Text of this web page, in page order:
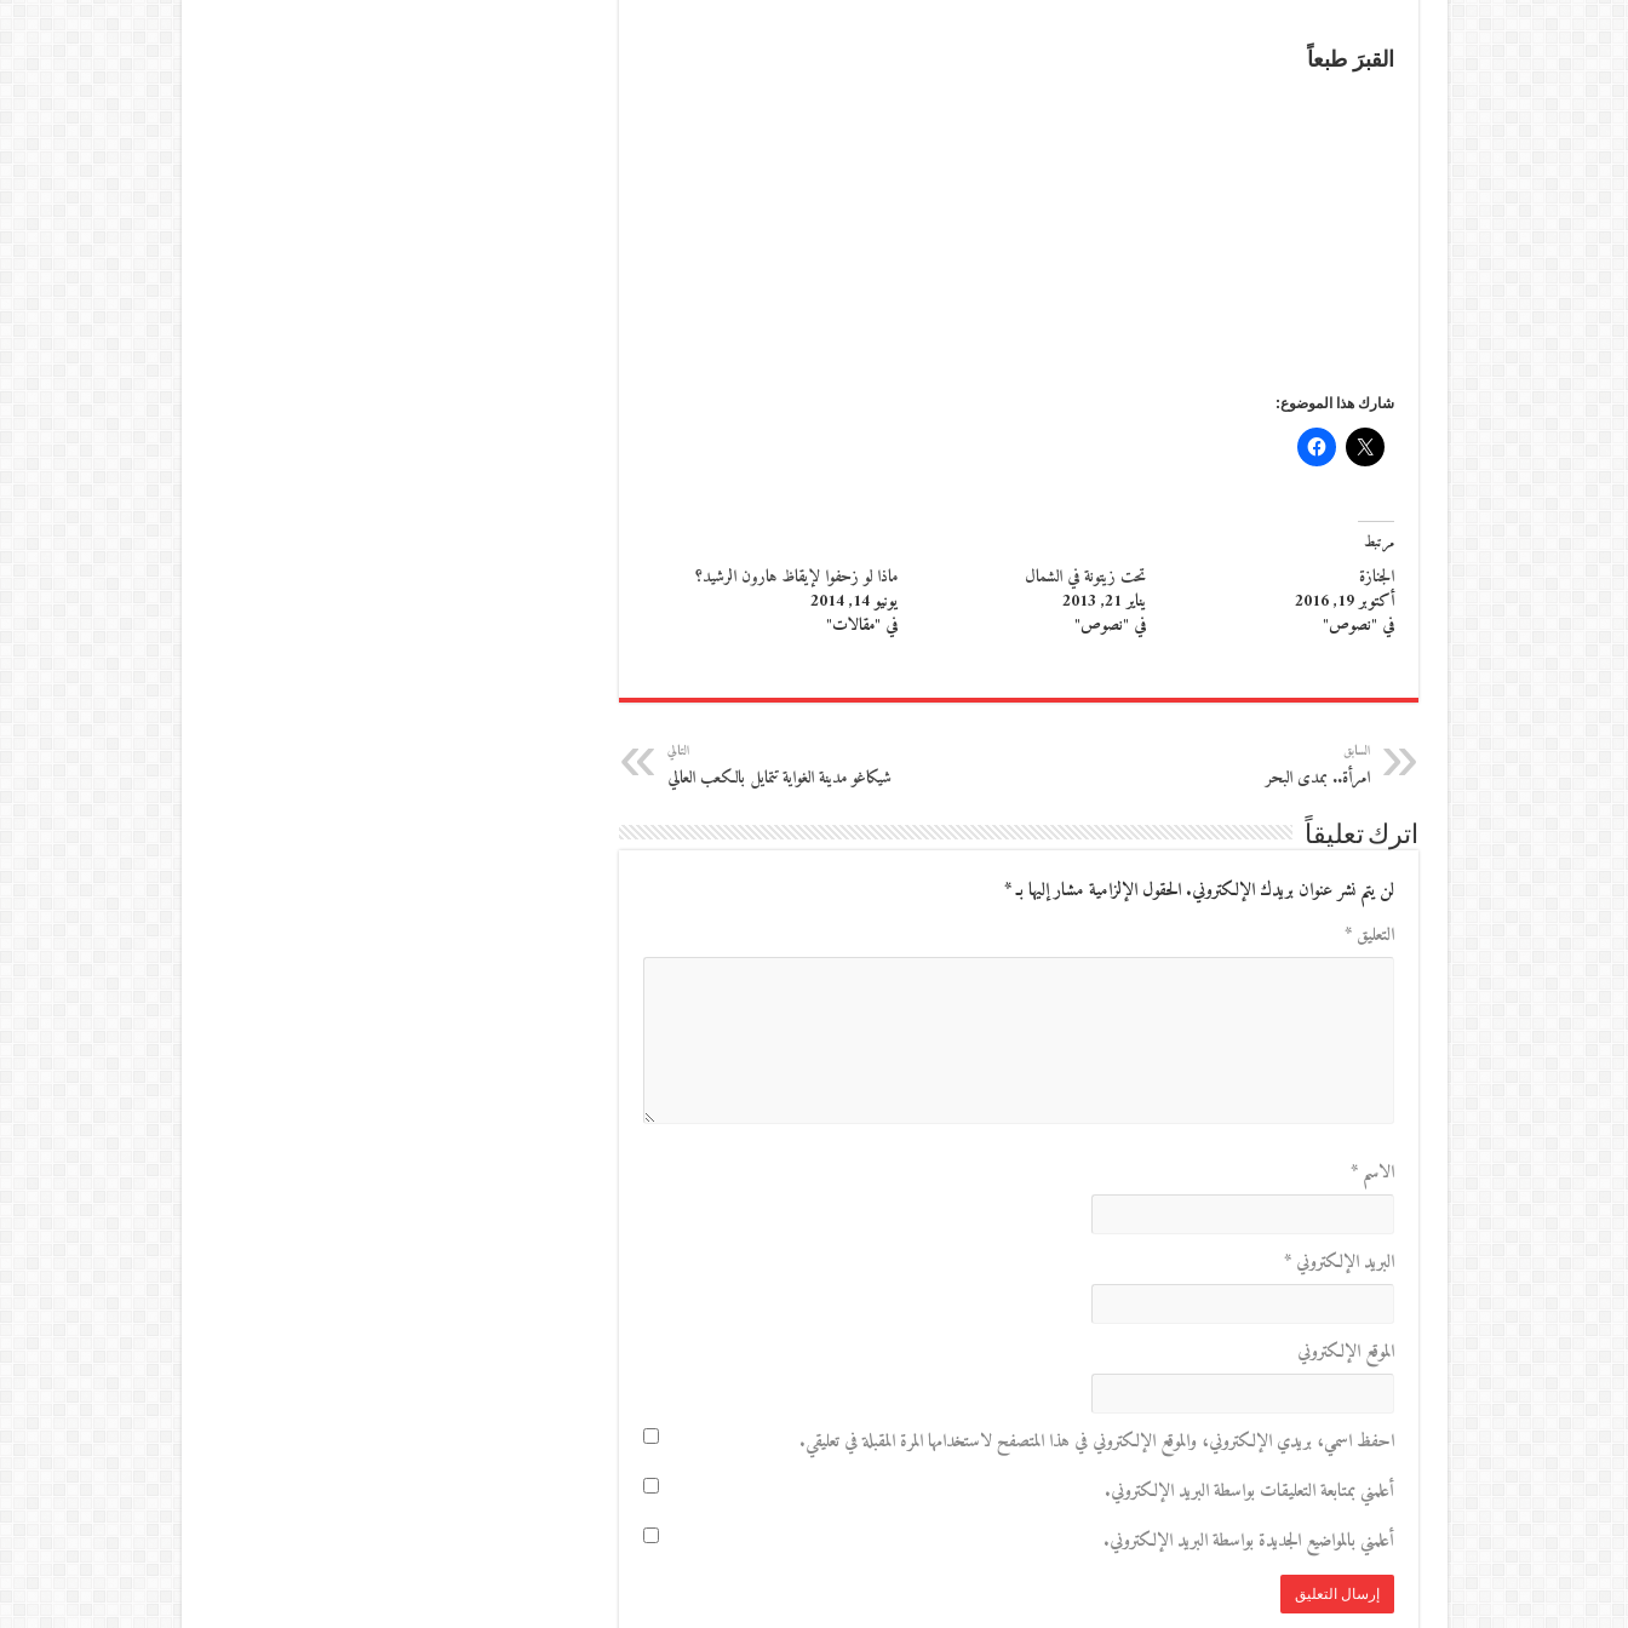
القبرَ طبعاً
شارك هذا الموضوع:
مرتبط
الجنازة
أكتوبر 19, 2016
في "نصوص"
تحت زيتونة في الشمال
يناير 21, 2013
في "نصوص"
ماذا لو زحفوا لإيقاظ هارون الرشيد؟
يونيو 14, 2014
في "مقالات"
السابق
امرأة.. بمدى البحر
التالي
شيكاغو مدينة الغواية تتمايل بالكعب العالي
اترك تعليقاً
لن يتم نشر عنوان بريدك الإلكتروني. الحقول الإلزامية مشار إليها بـ*
التعليق*
الاسم*
البريد الإلكتروني*
الموقع الإلكتروني
احفظ اسمي، بريدي الإلكتروني، والموقع الإلكتروني في هذا المتصفح لاستخدامها المرة المقبلة في تعليقي.
أعلمني بمتابعة التعليقات بواسطة البريد الإلكتروني.
أعلمني بالمواضيع الجديدة بواسطة البريد الإلكتروني.